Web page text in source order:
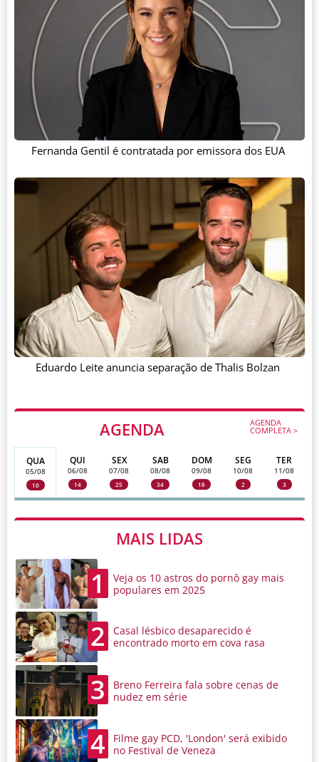
AGENDA AGENDA
COMPLETA >
QUA
05/08
10
QUI
06/08
14
SEX
07/08
25
SAB
08/08
34
DOM
09/08
18
SEG
10/08
2
TER
11/08
3
MAIS LIDAS
1
Veja os 10 astros do pornô gay mais
populares em 2025
2
Casal lésbico desaparecido é
encontrado morto em cova rasa
3
Breno Ferreira fala sobre cenas de
nudez em série
4
Filme gay PCD, 'London' será exibido
no Festival de Veneza
Fernanda Gentil é contratada por emissora dos EUA
Eduardo Leite anuncia separação de Thalis Bolzan